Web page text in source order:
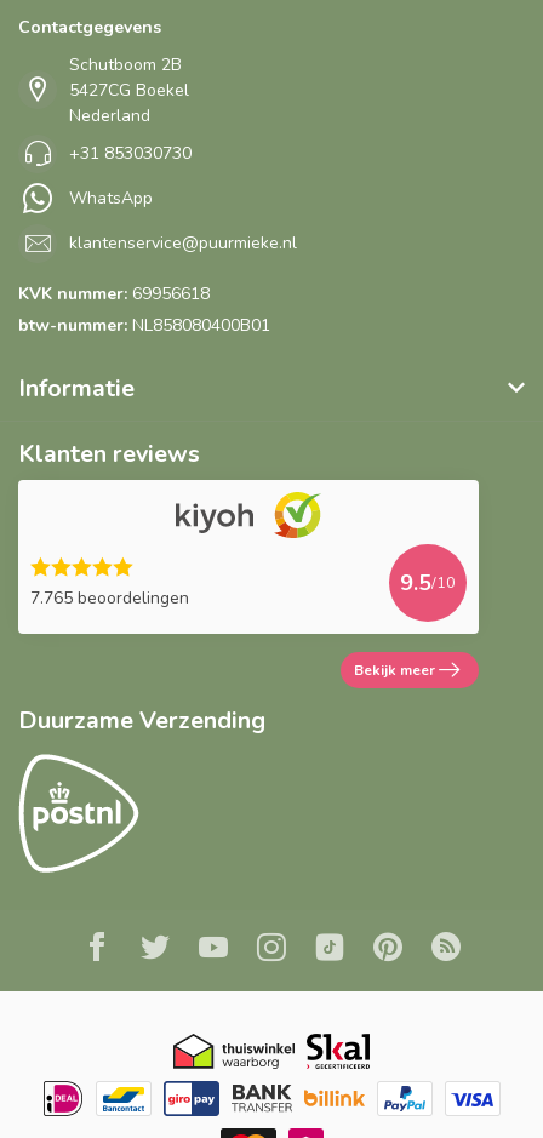
Contactgegevens
Schutboom 2B
5427CG Boekel
Nederland
+31 853030730
WhatsApp
klantenservice@puurmieke.nl
KVK nummer: 69956618
btw-nummer: NL858080400B01
Informatie
Klanten reviews
7.765 beoordelingen
9.5/10
Bekijk meer
Duurzame Verzending